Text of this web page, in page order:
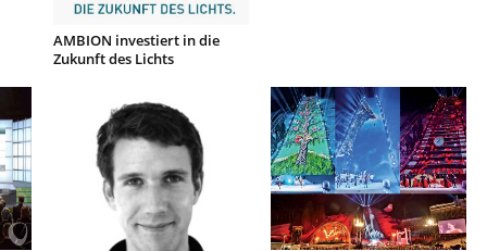
AMBION investiert in die
Zukunft des Lichts